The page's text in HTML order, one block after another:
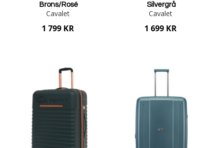
Brons/Rosé
Cavalet
1 799 KR
Silvergrå
Cavalet
1 699 KR